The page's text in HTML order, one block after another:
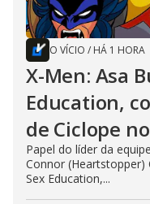
O VÍCIO / HÁ 1 HORA
X-Men: Asa
Education,
de Ciclope
Papel do líder da
Connor (Heartstopper)
Sex Education,...